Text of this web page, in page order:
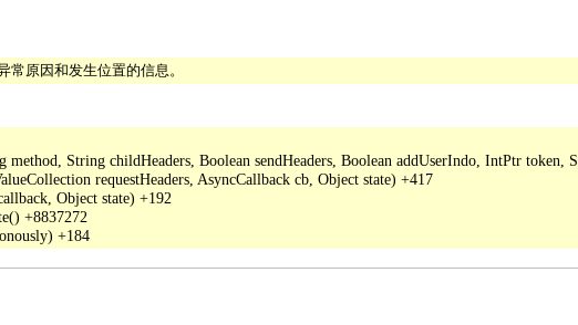
原因和发生位置的信息。
String childHeaders, Boolean sendHeaders, Boolean addUserIndo, IntPtr token,
requestHeaders, AsyncCallback cb, Object state) +417
Object state) +192
+8837272